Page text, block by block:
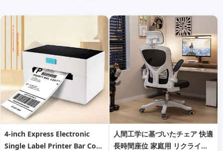
オフィス用品,事務用品,オフィス機器, wholesale オフ
ィス用品, XOOBAY
オフィス用品の総合ガイド。文具・機器の選び方・比較情報を提供。
4-inch Express Electronic
Single Label Printer Bar Code
人間工学に基づいたチェア 快適
長時間座位 家庭用 リクライニ